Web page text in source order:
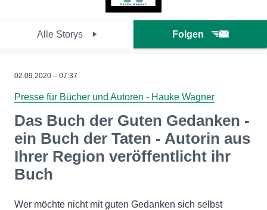
Alle Storys Folgen
02.09.2020 – 07:37
Presse für Bücher und Autoren - Hauke Wagner
Das Buch der Guten Gedanken -
ein Buch der Taten - Autorin aus
Ihrer Region veröffentlicht ihr
Buch
Wer möchte nicht mit guten Gedanken sich selbst